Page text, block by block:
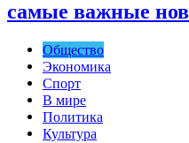
самые важные
Общество
Экономика
Спорт
В мире
Политика
Культура